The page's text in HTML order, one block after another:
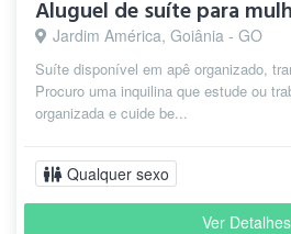
Aluguel de suíte para
Jardim América, Goiânia - GO
Suíte disponível em apê organizado,
Procuro uma inquilina que estude ou
organizada e cuide be...
Qualquer sexo
Ver Detalhes